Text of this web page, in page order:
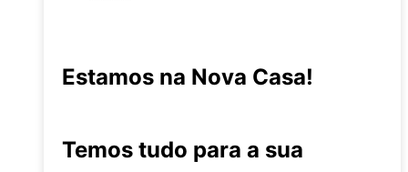
Estamos na Nova Casa!
Temos tudo para a sua